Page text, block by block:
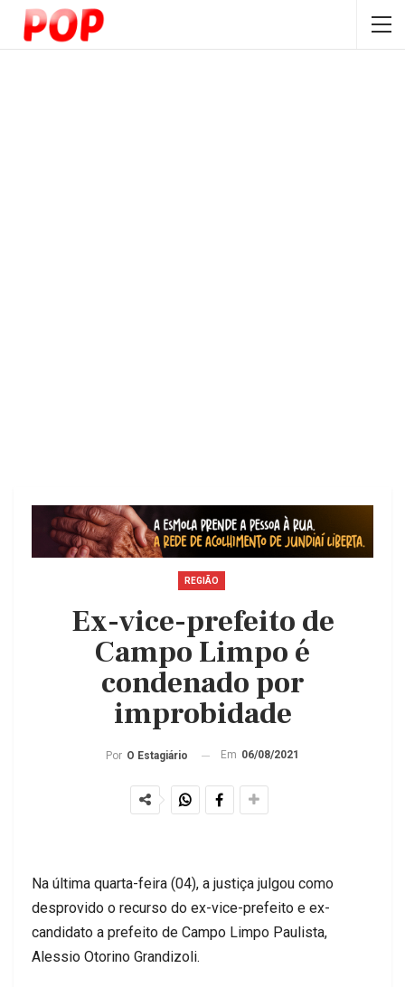
REGIÃO
Ex-vice-prefeito de
Campo Limpo é
condenado por
improbidade
Por O Estagiário Em 06/08/2021
Na última quarta-feira (04), a justiça julgou como
desprovido o recurso do ex-vice-prefeito e ex-
candidato a prefeito de Campo Limpo Paulista,
Alessio Otorino Grandizoli.